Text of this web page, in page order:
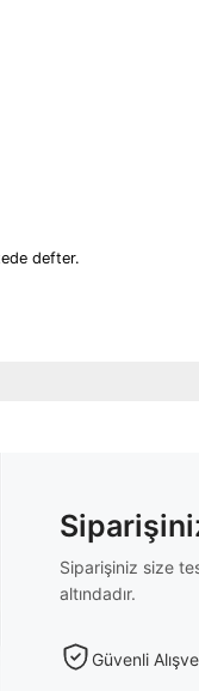
defter.
Siparişiniz size
altındadır.
Güvenli